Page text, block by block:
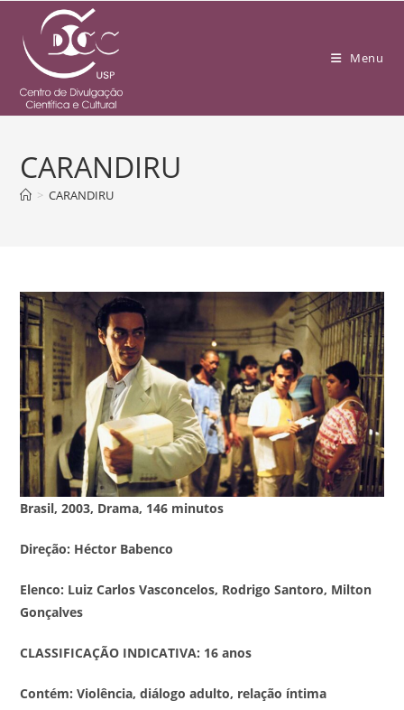
Menu
CARANDIRU
> CARANDIRU
Brasil, 2003, Drama, 146 minutos
Direção: Héctor Babenco
Elenco: Luiz Carlos Vasconcelos, Rodrigo Santoro, Milton
Gonçalves
CLASSIFICAÇÃO INDICATIVA: 16 anos
Contém: Violência, diálogo adulto, relação íntima